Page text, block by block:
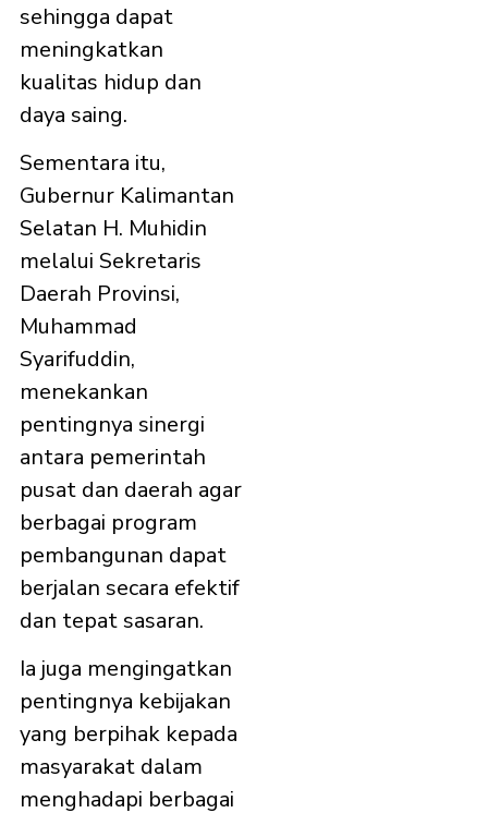
sehingga dapat
meningkatkan
kualitas hidup dan
daya saing.
Sementara itu,
Gubernur Kalimantan
Selatan H. Muhidin
melalui Sekretaris
Daerah Provinsi,
Muhammad
Syarifuddin,
menekankan
pentingnya sinergi
antara pemerintah
pusat dan daerah agar
berbagai program
pembangunan dapat
berjalan secara efektif
dan tepat sasaran.
Ia juga mengingatkan
pentingnya kebijakan
yang berpihak kepada
masyarakat dalam
menghadapi berbagai